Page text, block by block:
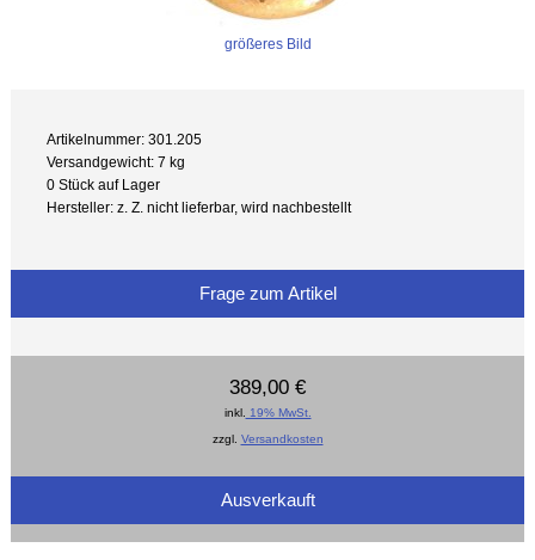
größeres Bild
Artikelnummer: 301.205
Versandgewicht: 7 kg
0 Stück auf Lager
Hersteller: z. Z. nicht lieferbar, wird nachbestellt
Frage zum Artikel
389,00 €
inkl. 19% MwSt.
zzgl. Versandkosten
Ausverkauft